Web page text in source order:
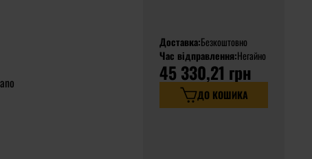
Доставка:Безкоштовно
Час відправлення:Негайно
45 330,21 грн
ДО КОШИКА